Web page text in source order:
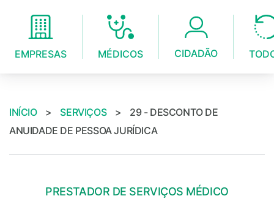
EMPRESAS MÉDICOS CIDADÃO
INÍCIO > SERVIÇOS >
29 - DESCONTO DE
ANUIDADE DE PESSOA JURÍDICA
PRESTADOR DE SERVIÇOS MÉDICO